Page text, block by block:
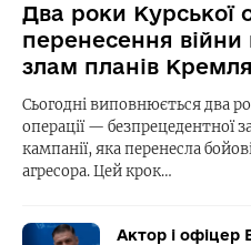
Два роки Курської
перенесення
злам планів Кремля
Сьогодні виповнюється два
операції — безпрецедентної
кампанії, яка перенесла
агресора. Цей крок…
Актор і офіцер